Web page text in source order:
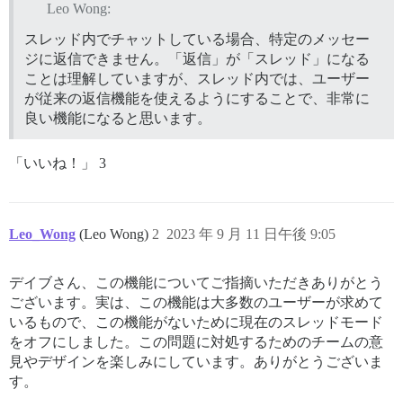
Leo Wong:
スレッド内でチャットしている場合、特定のメッセー
ジに返信できません。「返信」が「スレッド」になる
ことは理解していますが、スレッド内では、ユーザー
が従来の返信機能を使えるようにすることで、非常に
良い機能になると思います。
「いいね！」 3
Leo_Wong (Leo Wong) 2023 年 9 月 11 日午後 9:05
2
デイブさん、この機能についてご指摘いただきありがとう
ございます。実は、この機能は大多数のユーザーが求めて
いるもので、この機能がないために現在のスレッドモード
をオフにしました。この問題に対処するためのチームの意
見やデザインを楽しみにしています。ありがとうございま
す。